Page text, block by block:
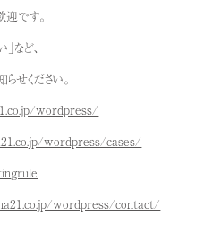
迎です。
など、
せください。
wordpress/
wordpress/cases/
wordpress/contact/